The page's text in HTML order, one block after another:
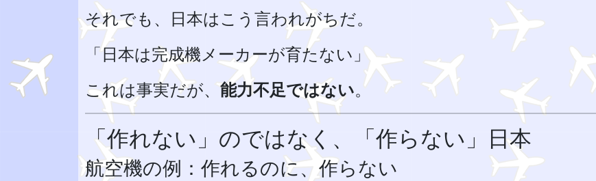
それでも、日本はこう言われがちだ。
「日本は完成機メーカーが育たない」
これは事実だが、 能力不足ではない。
「作れない」のではなく、「作らない」日本
航空機の例：作れるのに、作らない